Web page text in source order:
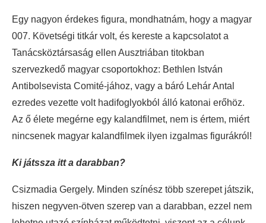
Egy nagyon érdekes figura, mondhatnám, hogy a magyar
007. Követségi titkár volt, és kereste a kapcsolatot a
Tanácsköztársaság ellen Ausztriában titokban
szervezkedő magyar csoportokhoz: Bethlen István
Antibolsevista Comité-jához, vagy a báró Lehár Antal
ezredes vezette volt hadifoglyokból álló katonai erőhöz.
Az ő élete megérne egy kalandfilmet, nem is értem, miért
nincsenek magyar kalandfilmek ilyen izgalmas figurákról!
Ki játssza itt a darabban?
Csizmadia Gergely. Minden színész több szerepet játszik,
hiszen negyven-ötven szerep van a darabban, ezzel nem